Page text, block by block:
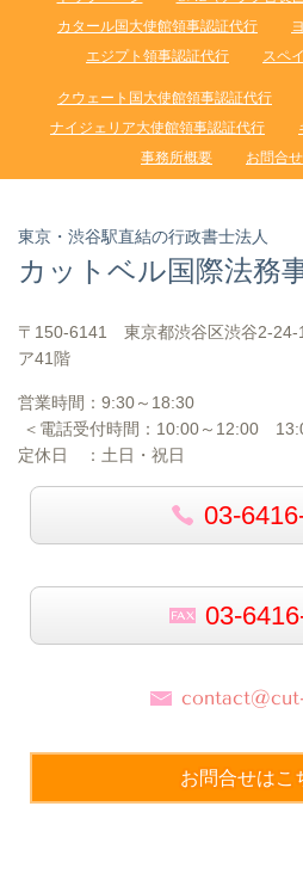
カタール国大使館領事認証代行
エジプト領事認証代行
スペ
クウェート国大使館領事認証代行
ナイジェリア大使館領事認証代行
事務所概要
お問合せ
東京・渋谷駅直結の行政書士法人
カットベル国際法務
〒150-6141 東京都渋谷区渋谷2-24-
ア41階
営業時間： 9:30～18:30
＜電話受付時間： 10:00～12:00
定休日 ：土日・祝日
03-
03-
お問合せはこ